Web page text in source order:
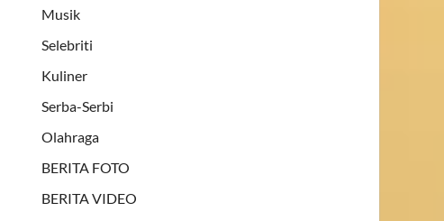
Musik
Selebriti
Kuliner
Serba-Serbi
Olahraga
BERITA FOTO
BERITA VIDEO